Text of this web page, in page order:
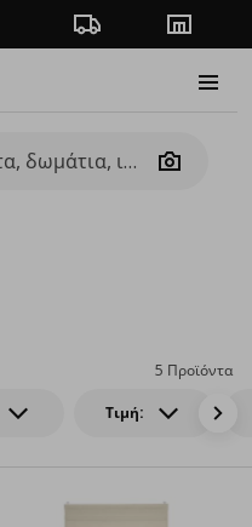
Πορεία παραγγελίας
Camera
Τιμή:
5 Προϊόντα